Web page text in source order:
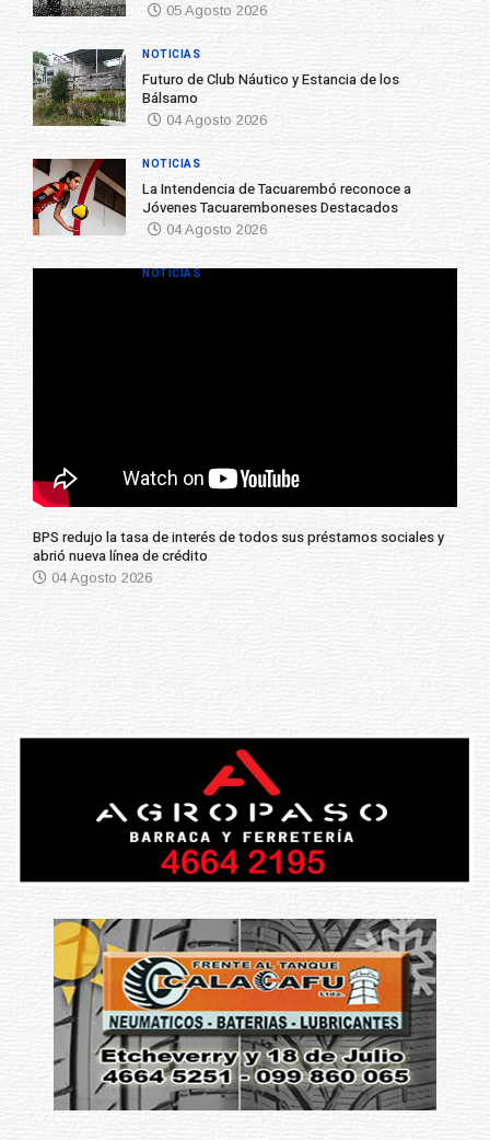
05 Agosto 2026
Futuro de Club Náutico y Estancia de los
Bálsamo
04 Agosto 2026
NOTICIAS
La Intendencia de Tacuarembó reconoce a
Jóvenes Tacuaremboneses Destacados
04 Agosto 2026
NOTICIAS
BPS redujo la tasa de interés de todos sus préstamos sociales y
abrió nueva línea de crédito
04 Agosto 2026
NOTICIAS